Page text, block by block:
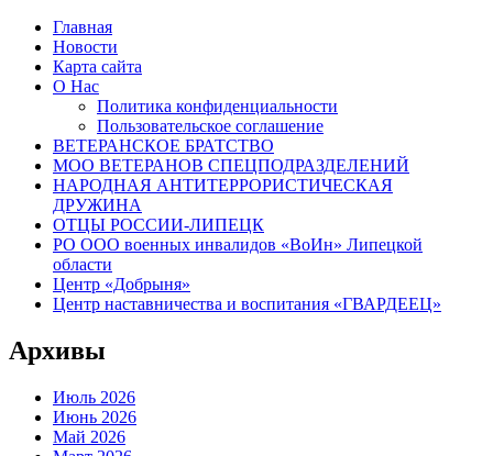
Главная
Новости
Карта сайта
О Нас
Политика конфиденциальности
Пользовательское соглашение
ВЕТЕРАНСКОЕ БРАТСТВО
МОО ВЕТЕРАНОВ СПЕЦПОДРАЗДЕЛЕНИЙ
НАРОДНАЯ АНТИТЕРРОРИСТИЧЕСКАЯ
ДРУЖИНА
ОТЦЫ РОССИИ-ЛИПЕЦК
РО ООО военных инвалидов «ВоИн» Липецкой
области
Центр «Добрыня»
Центр наставничества и воспитания «ГВАРДЕЕЦ»
Архивы
Июль 2026
Июнь 2026
Май 2026